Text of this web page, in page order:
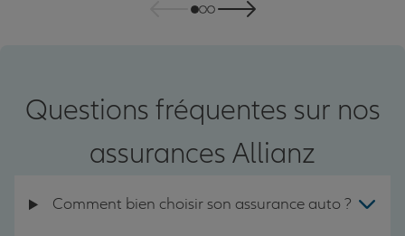
Questions fréquentes sur nos
assurances Allianz
Comment bien choisir son assurance auto ?